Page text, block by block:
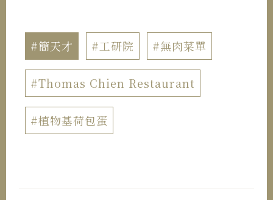
#簡天才 #工研院 #無肉菜單
#Thomas Chien Restaurant
#植物基荷包蛋